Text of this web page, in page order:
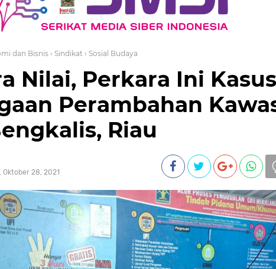
dan Bisnis› Sindikat › Sosial Budaya
Nilai, Perkara Ini Kasus
Perambahan
Riau
Oktober 28, 2021